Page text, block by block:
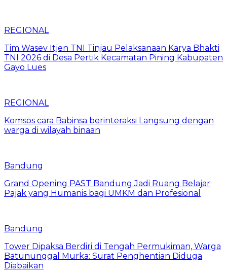
REGIONAL
Tim Wasev Itjen TNI Tinjau Pelaksanaan Karya Bhakti
TNI 2026 di Desa Pertik Kecamatan Pining Kabupaten
Gayo Lues
REGIONAL
Komsos cara Babinsa berinteraksi Langsung dengan
warga di wilayah binaan
Bandung
Grand Opening PAST Bandung Jadi Ruang Belajar
Pajak yang Humanis bagi UMKM dan Profesional
Bandung
Tower Dipaksa Berdiri di Tengah Permukiman, Warga
Batununggal Murka: Surat Penghentian Diduga
Diabaikan